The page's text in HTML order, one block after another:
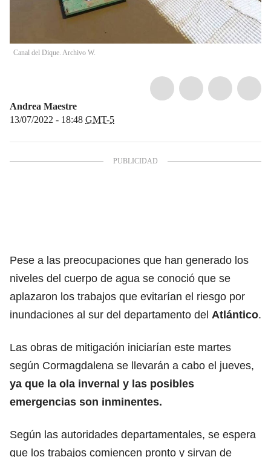
Canal del Dique. Archivo W.
Andrea Maestre
13/07/2022 - 18:48 GMT-5
Pese a las preocupaciones que han generado los
niveles del cuerpo de agua se conoció que se
aplazaron los trabajos que evitarían el riesgo por
inundaciones al sur del departamento del Atlántico.
Las obras de mitigación iniciarían este martes
según Cormagdalena se llevarán a cabo el jueves,
ya que la ola invernal y las posibles
emergencias son inminentes.
Según las autoridades departamentales, se espera
que los trabajos comiencen pronto y sirvan de